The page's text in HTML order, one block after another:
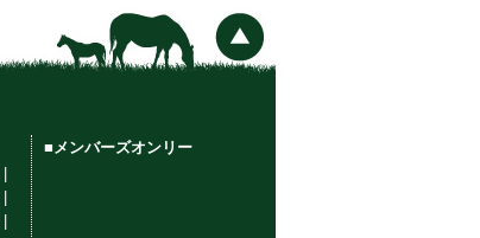
■メンバーズオンリー